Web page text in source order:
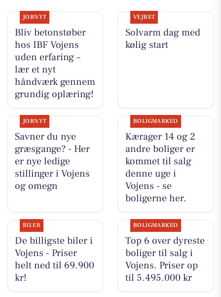
JOBNYT
Bliv betonstøber
hos IBF Vojens
uden erfaring –
lær et nyt
håndværk gennem
grundig oplæring!
VEJRET
Solvarm dag med
kølig start
JOBNYT
Savner du nye
græsgange? - Her
er nye ledige
stillinger i Vojens
og omegn
BOLIGMARKED
Kærager 14 og 2
andre boliger er
kommet til salg
denne uge i
Vojens - se
boligerne her.
BILER
De billigste biler i
Vojens - Priser
helt ned til 69.900
kr!
BOLIGMARKED
Top 6 over dyreste
boliger til salg i
Vojens. Priser op
til 5.495.000 kr